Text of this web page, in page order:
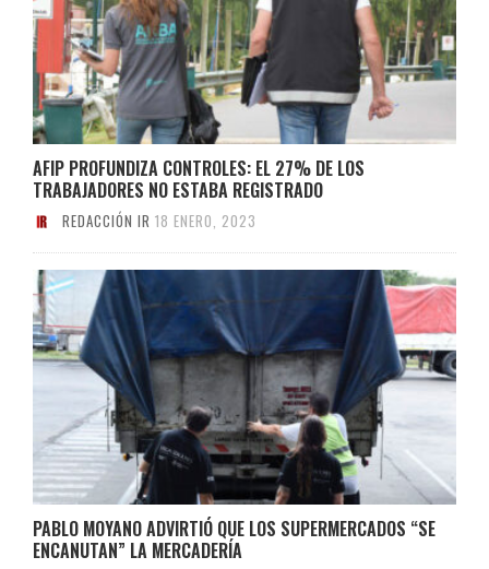
AFIP PROFUNDIZA CONTROLES: EL 27% DE LOS
TRABAJADORES NO ESTABA REGISTRADO
REDACCIÓN IR 18 ENERO, 2023
PABLO MOYANO ADVIRTIÓ QUE LOS SUPERMERCADOS “SE
ENCANUTAN” LA MERCADERÍA